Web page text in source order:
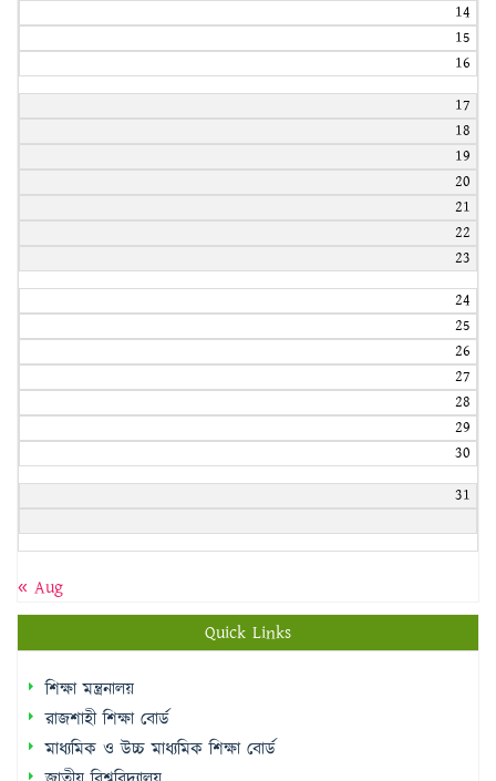
14
15
16
17
18
19
20
21
22
23
24
25
26
27
28
29
30
31
« Aug
Quick Links
শিক্ষা মন্ত্রনালয়
রাজশাহী শিক্ষা বোর্ড
মাধ্যমিক ও উচ্চ মাধ্যমিক শিক্ষা বোর্ড